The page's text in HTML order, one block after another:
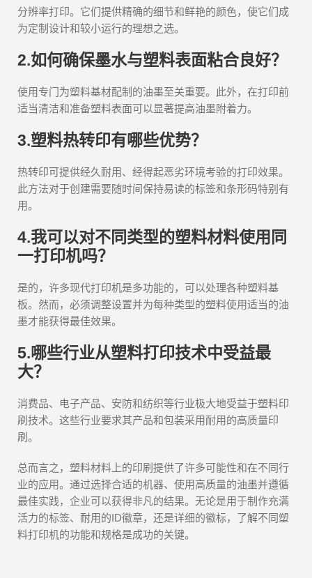
分辨率打印。它们提供精确的细节和鲜艳的颜色，使它们成
为定制设计和较小运行的理想之选。
2.如何确保墨水与塑料表面粘合良好？
使用专门为塑料基材配制的油墨至关重要。此外，在打印前
适当清洁和准备塑料表面可以显著提高油墨附着力。
3.塑料热转印有哪些优势？
热转印可提供经久耐用、经得起恶劣环境考验的打印效果。
此方法对于创建需要随时间保持易读的标签和条形码特别有
用。
4.我可以对不同类型的塑料材料使用同
一打印机吗？
是的，许多现代打印机是多功能的，可以处理各种塑料基
板。然而，必须调整设置并为每种类型的塑料使用适当的油
墨才能获得最佳效果。
5.哪些行业从塑料打印技术中受益最
大？
消费品、电子产品、安防和纺织等行业极大地受益于塑料印
刷技术。这些行业要求其产品和包装采用耐用的高质量印
刷。
总而言之，塑料材料上的印刷提供了许多可能性和在不同行
业的应用。通过选择合适的机器、使用高质量的油墨并遵循
最佳实践，企业可以获得非凡的结果。无论是用于制作充满
活力的标签、耐用的ID徽章，还是详细的徽标，了解不同塑
料打印机的功能和规格是成功的关键。